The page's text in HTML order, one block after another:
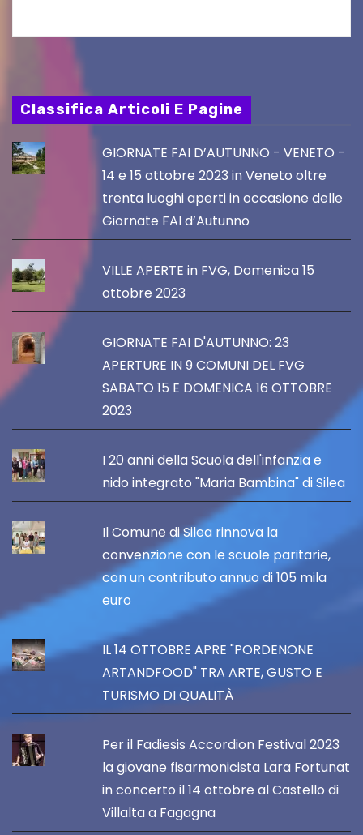
Classifica Articoli E Pagine
GIORNATE FAI D’AUTUNNO - VENETO -
14 e 15 ottobre 2023 in Veneto oltre
trenta luoghi aperti in occasione delle
Giornate FAI d’Autunno
VILLE APERTE in FVG, Domenica 15
ottobre 2023
GIORNATE FAI D'AUTUNNO: 23
APERTURE IN 9 COMUNI DEL FVG
SABATO 15 E DOMENICA 16 OTTOBRE
2023
I 20 anni della Scuola dell'infanzia e
nido integrato "Maria Bambina" di Silea
Il Comune di Silea rinnova la
convenzione con le scuole paritarie,
con un contributo annuo di 105 mila
euro
IL 14 OTTOBRE APRE "PORDENONE
ARTANDFOOD" TRA ARTE, GUSTO E
TURISMO DI QUALITÀ
Per il Fadiesis Accordion Festival 2023
la giovane fisarmonicista Lara Fortunat
in concerto il 14 ottobre al Castello di
Villalta a Fagagna